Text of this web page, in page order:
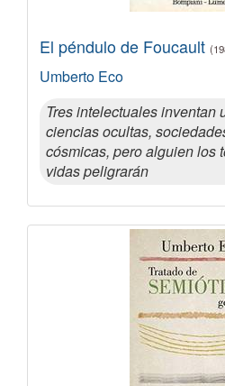
El péndulo de Foucault
Umberto Eco
Tres intelectuales inventan
ciencias ocultas,
cósmicas, pero alguien los
vidas peligrarán